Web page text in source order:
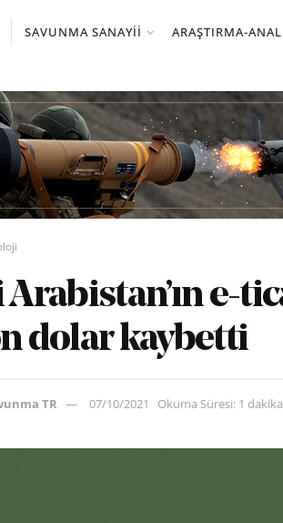
SAVUNMA SANAYII ARAŞTIRMA-
e-
dolar kaybetti
TR 07/10/2021 Okuma Süresi: 1